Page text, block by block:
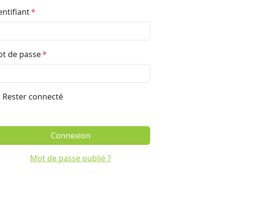
de passe
Rester connecté
Connexion
Mot de passe oublié ?